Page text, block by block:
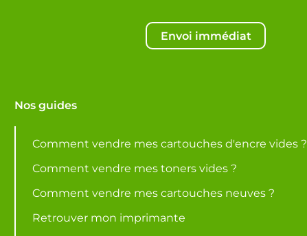
Envoi immédiat
Nos guides
Comment vendre mes cartouches d'encre vides ?
Comment vendre mes toners vides ?
Comment vendre mes cartouches neuves ?
Retrouver mon imprimante